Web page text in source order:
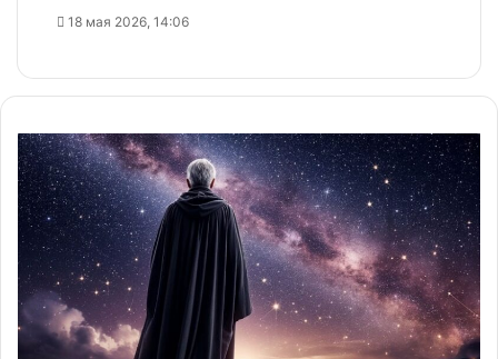
18 мая 2026, 14:06